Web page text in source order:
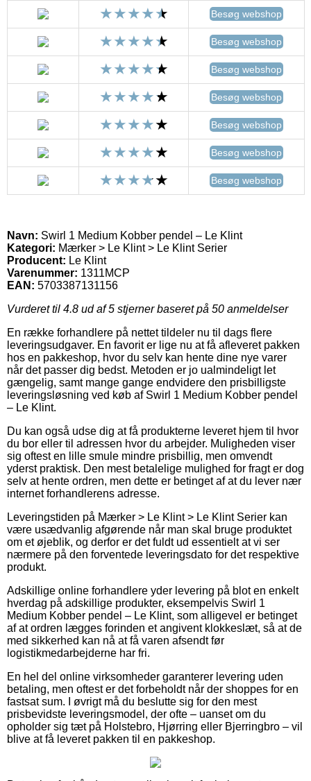
Besøg webshop
Besøg webshop
Besøg webshop
Besøg webshop
Besøg webshop
Besøg webshop
Besøg webshop
Navn: Swirl 1 Medium Kobber pendel – Le Klint
Kategori: Mærker > Le Klint > Le Klint Serier
Producent: Le Klint
Varenummer: 1311MCP
EAN: 5703387131156
Vurderet til 4.8 ud af 5 stjerner baseret på 50 anmeldelser
En række forhandlere på nettet tildeler nu til dags flere
leveringsudgaver. En favorit er lige nu at få afleveret pakken
hos en pakkeshop, hvor du selv kan hente dine nye varer
når det passer dig bedst. Metoden er jo ualmindeligt let
gængelig, samt mange gange endvidere den prisbilligste
leveringsløsning ved køb af Swirl 1 Medium Kobber pendel
– Le Klint.
Du kan også udse dig at få produkterne leveret hjem til hvor
du bor eller til adressen hvor du arbejder. Muligheden viser
sig oftest en lille smule mindre prisbillig, men omvendt
yderst praktisk. Den mest betalelige mulighed for fragt er dog
selv at hente ordren, men dette er betinget af at du lever nær
internet forhandlerens adresse.
Leveringstiden på Mærker > Le Klint > Le Klint Serier kan
være usædvanlig afgørende når man skal bruge produktet
om et øjeblik, og derfor er det fuldt ud essentielt at vi ser
nærmere på den forventede leveringsdato for det respektive
produkt.
Adskillige online forhandlere yder levering på blot en enkelt
hverdag på adskillige produkter, eksempelvis Swirl 1
Medium Kobber pendel – Le Klint, som alligevel er betinget
af at ordren lægges forinden et angivent klokkeslæt, så at de
med sikkerhed kan nå at få varen afsendt før
logistikmedarbejderne har fri.
En hel del online virksomheder garanterer levering uden
betaling, men oftest er det forbeholdt når der shoppes for en
fastsat sum. I øvrigt må du beslutte sig for den mest
prisbevidste leveringsmodel, der ofte – uanset om du
opholder sig tæt på Holstebro, Hjørring eller Bjerringbro – vil
blive at få leveret pakken til en pakkeshop.